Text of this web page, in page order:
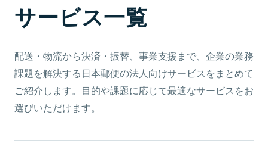
サービス一覧
配送・物流から決済・振替、事業支援まで、企業の業務
課題を解決する日本郵便の法人向けサービスをまとめて
ご紹介します。目的や課題に応じて最適なサービスをお
選びいただけます。